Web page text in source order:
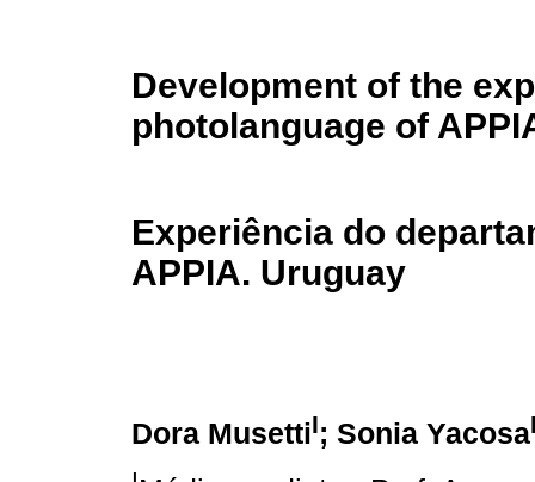
Development of the
photolanguage of
Experiência do
APPIA. Uruguay
Dora MusettiI; Sonia Yacosa